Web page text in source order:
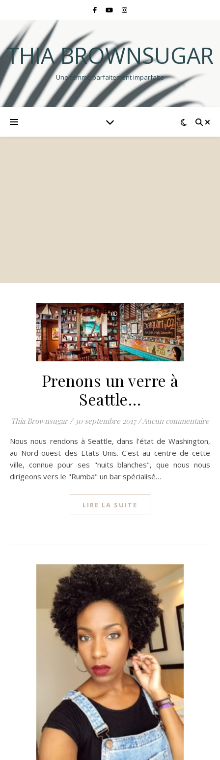
THIA BROWNSUGAR
Une femme parfaitement imparfaite
Prenons un verre à
Seattle…
Thia Brownsugar / 30 septembre 2017 /Aucun commentaire
Nous nous rendons à Seattle, dans l'état de Washington,
au Nord-ouest des Etats-Unis. C'est au centre de cette
ville, connue pour ses "nuits blanches", que nous nous
dirigeons vers le "Rumba" un bar spécialisé…
LIRE LA SUITE